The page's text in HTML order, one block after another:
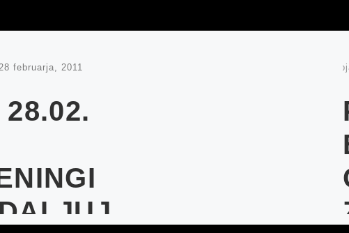
februarja, 2011
28.02.